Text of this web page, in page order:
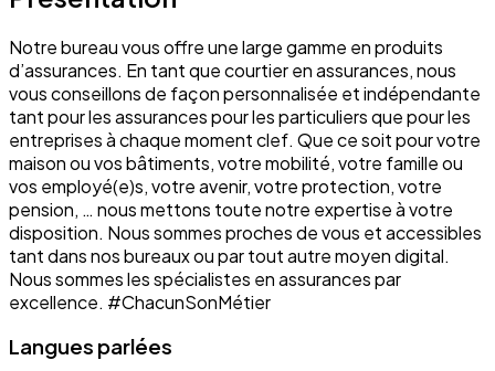
Notre bureau vous offre une large gamme en produits
d’assurances. En tant que courtier en assurances, nous
vous conseillons de façon personnalisée et indépendante
tant pour les assurances pour les particuliers que pour les
entreprises à chaque moment clef. Que ce soit pour votre
maison ou vos bâtiments, votre mobilité, votre famille ou
vos employé(e)s, votre avenir, votre protection, votre
pension, … nous mettons toute notre expertise à votre
disposition. Nous sommes proches de vous et accessibles
tant dans nos bureaux ou par tout autre moyen digital.
Nous sommes les spécialistes en assurances par
excellence. #ChacunSonMétier
Langues parlées